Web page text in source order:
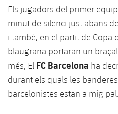
Barça Cafe
Ciutat Esportiva
La Masia
plusicon
més
Serveis
Serveis Mèdics
plusicon
Acreditacions
SUB9 A
SUB9 B
SUB8 A
SUB8 B
Història
Palmarès
Infantil B
Resultats
Classificació
Jugadors
Fotos
Resultats
Classificació
Jugadors
Fotos
Juvenil
Cadet A
Cadet B
Infantil A
Primer equip
plusicon
més
Actualitat
Calendari
Entrades
plusicon
més
Actualitat
Calendari
plusicon
més
Actualitat
Campus Verano
Els jugadors del primer
minut de silenci just abans
i també, en el partit de Copa
blaugrana portaran un
més, El FC Barcelona ha
durant els quals les
barcelonistes estan a mig pal.